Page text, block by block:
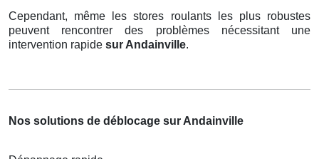
Cependant, même les stores roulants les plus robustes
peuvent rencontrer des problèmes nécessitant une
intervention rapide sur Andainville.
Nos solutions de déblocage sur Andainville